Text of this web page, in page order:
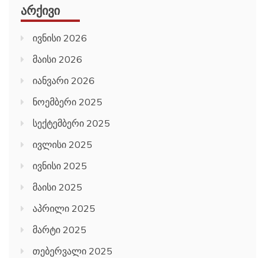
ᲐᲠᲥᲘᲕᲘ
ივნისი 2026
მაისი 2026
იანვარი 2026
ნოემბერი 2025
სექტემბერი 2025
ივლისი 2025
ივნისი 2025
მაისი 2025
აპრილი 2025
მარტი 2025
თებერვალი 2025